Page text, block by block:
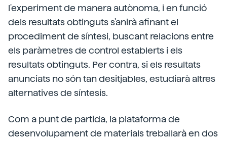
l'experiment de manera autònoma, i en funció
dels resultats obtinguts s'anirà afinant el
procediment de síntesi, buscant relacions entre
els paràmetres de control establerts i els
resultats obtinguts. Per contra, si els resultats
anunciats no són tan desitjables, estudiarà altres
alternatives de síntesis.
Com a punt de partida, la plataforma de
desenvolupament de materials treballarà en dos